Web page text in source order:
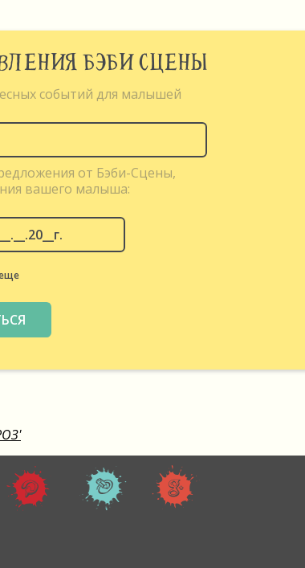
БЭБИ СЦЕНЫ
событий для малышей
от Бэби-Сцены,
вашего малыша: